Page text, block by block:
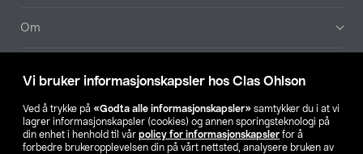
Vi bruker informasjonskapsler hos Clas Ohlson
Ved å trykke på «Godta alle informasjonskapsler» samtykker du i at vi
lagrer informasjonskapsler (cookies) og annen sporingsteknologi på
din enhet i henhold til vår policy for informasjonskapsler for å
forbedre brukeropplevelsen din på vårt nettsted, analysere bruken av
Om
Våre selskaper
Finn din butikk